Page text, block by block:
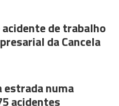
de trabalho
da Cancela
estrada numa
acidentes